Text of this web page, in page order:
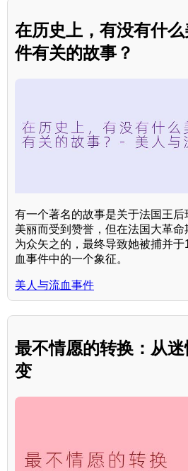
在历史上，有没有什
件有关的故事？
有一个著名的故事是关于法国王后
美丽而受到赞誉，但在法国大革
为众矢之的，最终导致她被捕并
血事件中的一个象征。
美人与流血事件
最不情愿的转换：从
变